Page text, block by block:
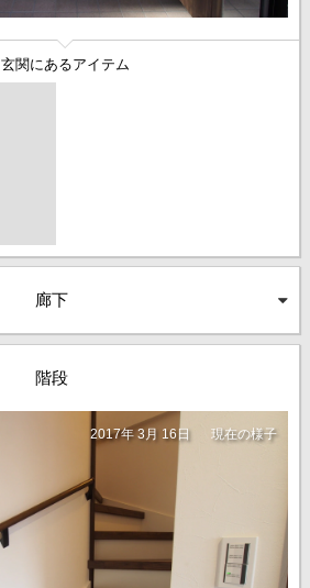
玄関にあるアイテム
廊下
階段
2017年 3月 16日 現在の様子